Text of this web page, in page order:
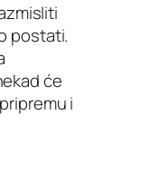
postati.
će
i